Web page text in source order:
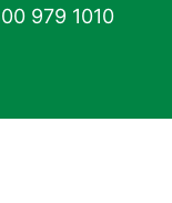
979 1010